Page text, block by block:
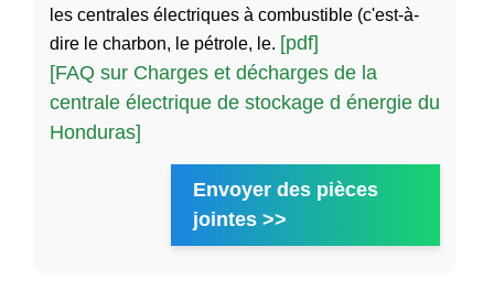
les centrales électriques à combustible (c'est-à-
dire le charbon, le pétrole, le. [pdf]
[FAQ sur Charges et décharges de la
centrale électrique de stockage d énergie du
Honduras]
Envoyer des pièces
jointes >>